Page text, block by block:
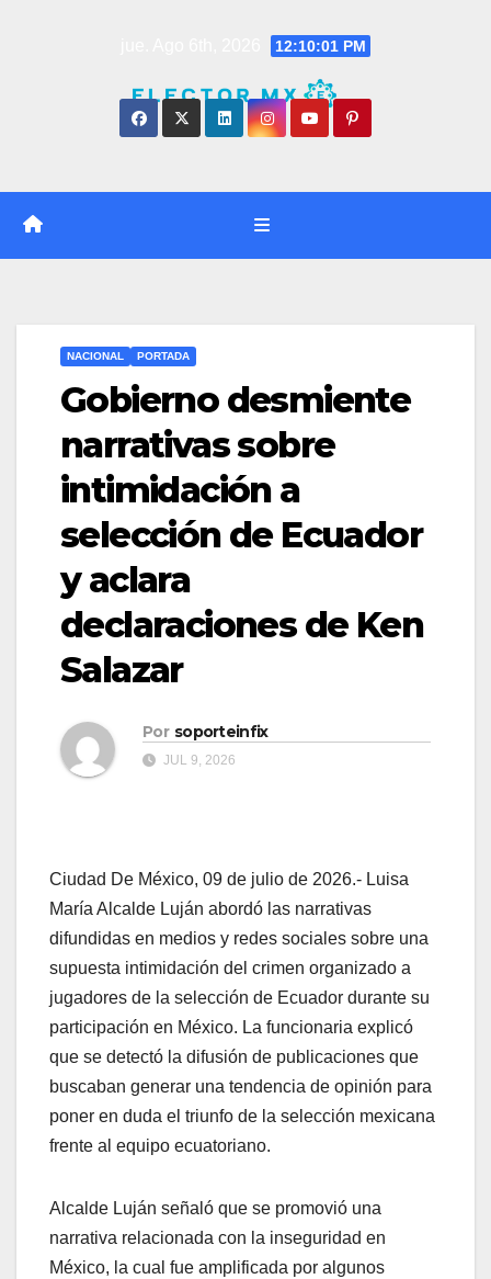
12:10:02 PM
NACIONAL PORTADA
Gobierno desmiente
narrativas sobre
intimidación a
selección de Ecuador
y aclara
declaraciones de Ken
Salazar
Por soporteinfix
JUL 9, 2026
Ciudad De México, 09 de julio de 2026.- Luisa
María Alcalde Luján abordó las narrativas
difundidas en medios y redes sociales sobre una
supuesta intimidación del crimen organizado a
jugadores de la selección de Ecuador durante su
participación en México. La funcionaria explicó
que se detectó la difusión de publicaciones que
buscaban generar una tendencia de opinión para
poner en duda el triunfo de la selección mexicana
frente al equipo ecuatoriano.
Alcalde Luján señaló que se promovió una
narrativa relacionada con la inseguridad en
México, la cual fue amplificada por algunos